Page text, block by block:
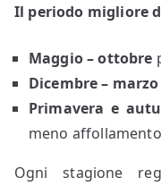
Il periodo migliore
Maggio – ottobre
Dicembre – marzo
Primavera e
meno affollamento
Ogni stagione